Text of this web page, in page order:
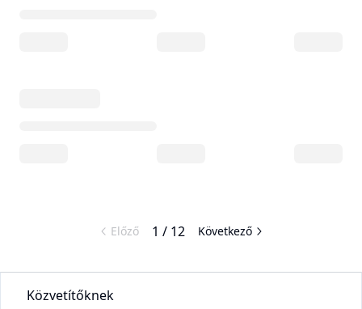
Előző 1 / 12 Következő
Közvetítőknek